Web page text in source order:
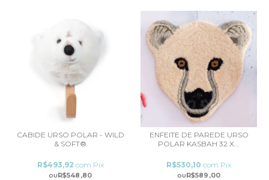
CABIDE URSO POLAR - WILD
& SOFT®
R$548,80
R$493,92 com Pix
ENFEITE DE PAREDE URSO
POLAR KASBAH 32 X...
R$589,00
R$530,10 com Pix